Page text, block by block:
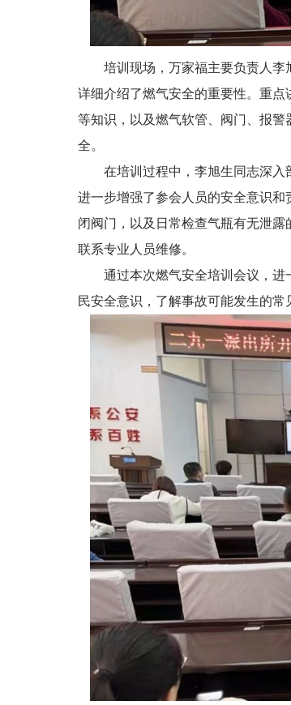
培训现场，万家福主要负责人李
详细介绍了燃气安全的重要性。重
等知识，以及燃气软管、阀门、报
全。
在培训过程中，李旭生同志深入剖
进一步增强了参会人员的安全意识
闭阀门，以及日常检查气瓶有无泄
联系专业人员维修。
通过本次燃气安全培训会议，进一
民安全意识，了解事故可能发生的